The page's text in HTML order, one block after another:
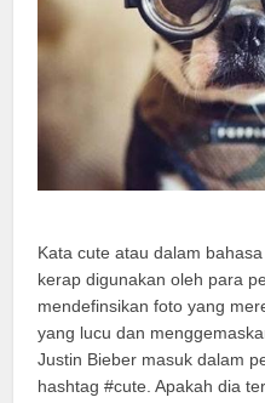
Kata cute atau dalam
kerap digunakan oleh para
mendefinsikan foto yang
yang lucu dan
Justin Bieber masuk dalam
hashtag #cute. Apakah dia